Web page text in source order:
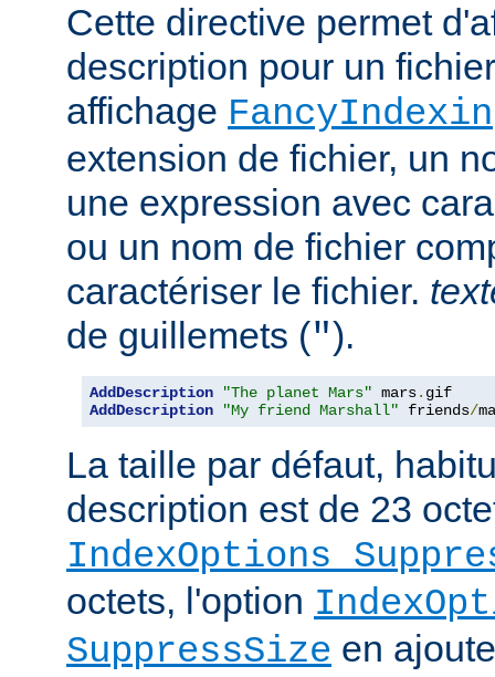
Cette directive permet
description pour un
affichage
extension de fichier, un
une expression avec
ou un nom de fichier
caractériser le fichier.
de guillemets (").
AddDescription "The planet Mars" mars.
AddDescription
"My friend Marshall" friends/
La taille par défaut,
description est de 23
IndexOptions
octets, l'option
SuppressSize en